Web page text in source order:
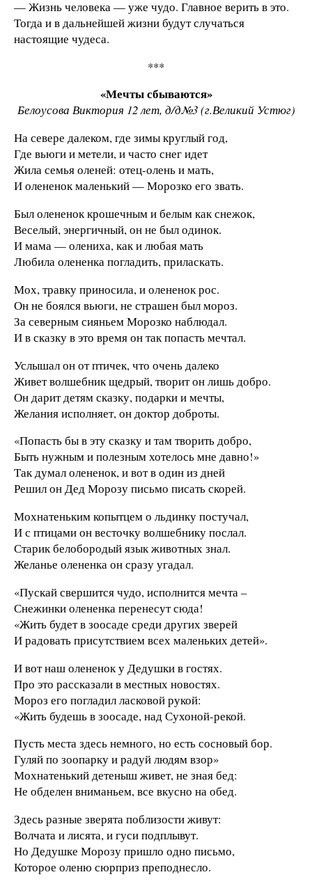
— Жизнь человека — уже чудо. Главное верить в это.
Тогда и в дальнейшей жизни будут случаться
настоящие чудеса.
***
«Мечты сбываются»
Белоусова Виктория 12 лет, д/д№3 (г.Великий Устюг)
На севере далеком, где зимы круглый год,
Где вьюги и метели, и часто снег идет
Жила семья оленей: отец-олень и мать,
И олененок маленький — Морозко его звать.
Был олененок крошечным и белым как снежок,
Веселый, энергичный, он не был одинок.
И мама — олениха, как и любая мать
Любила олененка погладить, приласкать.
Мох, травку приносила, и олененок рос.
Он не боялся вьюги, не страшен был мороз.
За северным сияньем Морозко наблюдал.
И в сказку в это время он так попасть мечтал.
Услышал он от птичек, что очень далеко
Живет волшебник щедрый, творит он лишь добро.
Он дарит детям сказку, подарки и мечты,
Желания исполняет, он доктор доброты.
«Попасть бы в эту сказку и там творить добро,
Быть нужным и полезным хотелось мне давно!»
Так думал олененок, и вот в один из дней
Решил он Дед Морозу письмо писать скорей.
Мохнатеньким копытцем о льдинку постучал,
И с птицами он весточку волшебнику послал.
Старик белобородый язык животных знал.
Желанье олененка он сразу угадал.
«Пускай свершится чудо, исполнится мечта –
Снежинки олененка перенесут сюда!
«Жить будет в зоосаде среди других зверей
И радовать присутствием всех маленьких детей».
И вот наш олененок у Дедушки в гостях.
Про это рассказали в местных новостях.
Мороз его погладил ласковой рукой:
«Жить будешь в зоосаде, над Сухоной-рекой.
Пусть места здесь немного, но есть сосновый бор.
Гуляй по зоопарку и радуй людям взор»
Мохнатенький детеныш живет, не зная бед:
Не обделен вниманьем, все вкусно на обед.
Здесь разные зверята поблизости живут:
Волчата и лисята, и гуси подплывут.
Но Дедушке Морозу пришло одно письмо,
Которое оленю сюрприз преподнесло.